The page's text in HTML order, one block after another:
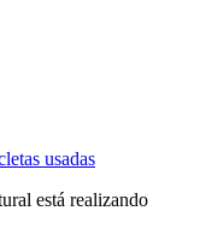
usadas
está realizando